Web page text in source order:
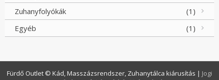
Zuhanyfolyókák
(1)
Egyéb
(1)
Fürdő Outlet © Kád, Masszázsrendszer, Zuhanytálca kiárusítás | Jogi